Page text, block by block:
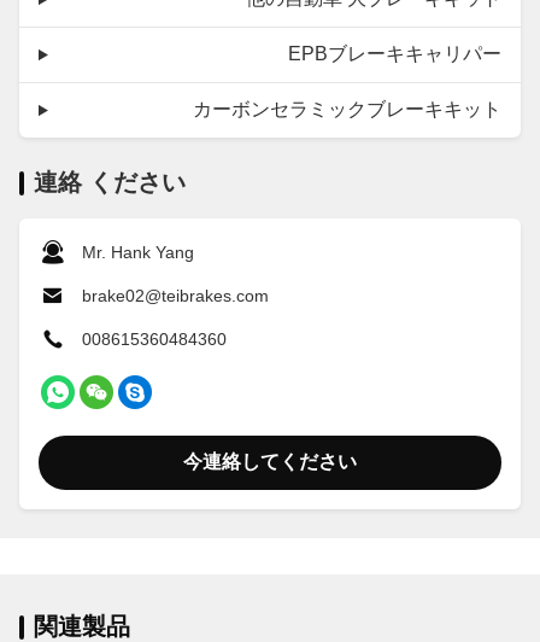
EPBブレーキキャリパー
カーボンセラミックブレーキキット
連絡 ください
Mr. Hank Yang
brake02@teibrakes.com
008615360484360
今連絡してください
関連製品